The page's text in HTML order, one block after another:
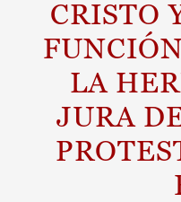
CRISTO
LA
JURA